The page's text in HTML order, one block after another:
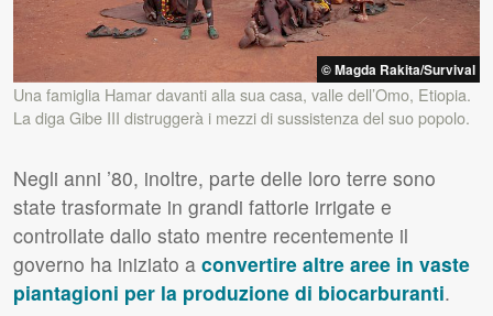
© Magda Rakita/Survival
Una famiglia Hamar davanti alla sua casa, valle dell’Omo, Etiopia.
La diga Gibe III distruggerà i mezzi di sussistenza del suo popolo.
Negli anni ’80, inoltre, parte delle loro terre sono
state trasformate in grandi fattorie irrigate e
controllate dallo stato mentre recentemente il
governo ha iniziato a convertire altre aree in vaste
piantagioni per la produzione di biocarburanti.